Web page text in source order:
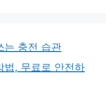
는 충전 습관
법, 무료로 안전하